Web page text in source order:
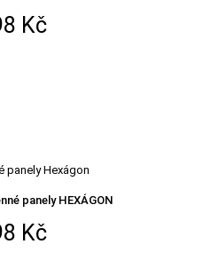
Kč
panely HEXÁGON
Kč